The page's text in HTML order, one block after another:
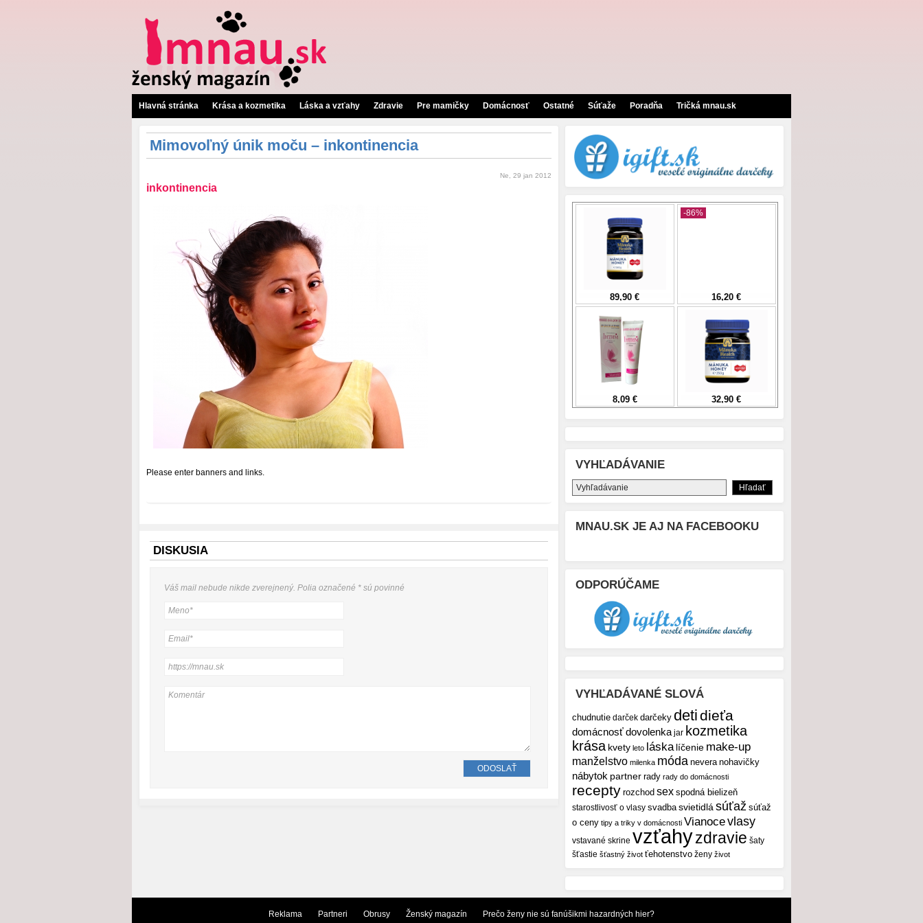
Hlavná stránka Krása a kozmetika Láska a vzťahy Zdravie Pre mamičky Domácnosť Ostatné Súťaže Poradňa Tričká mnau.sk
Mimovoľný únik moču – inkontinencia
Ne, 29 jan 2012
inkontinencia
Please enter banners and links.
DISKUSIA
Váš mail nebude nikde zverejnený. Polia označené * sú povinné
VYHĽADÁVANIE
MNAU.SK JE AJ NA FACEBOOKU
ODPORÚČAME
VYHĽADÁVANÉ SLOVÁ
chudnutie darček darčeky detidieťa
domácnosťdovolenka jar kozmetika
krása kvety leto láska líčenie make-up
manželstvo milenka móda nevera nohavičky
nábytok partner rady rady do domácnosti
recepty rozchod sex spodná bielizeň
starostlivosť o vlasy svadba svietidlá súťaž súťaž
o ceny tipy a triky v domácnosti Vianocevlasy
vstavané skrine vzťahyzdravie šaty
šťastie šťastný život ťehotenstvo ženy život
Reklama Partneri Obrusy Ženský magazín Prečo ženy nie sú fanúšikmi hazardných hier?